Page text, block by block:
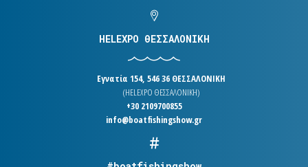
HELEXPO ΘΕΣΣΑΛΟΝΙΚΗ
Εγνατία 154, 546 36 ΘΕΣΣΑΛΟΝΙΚΗ
(HELEXPO ΘΕΣΣΑΛΟΝΙΚΗ)
+30 2109700855
info@boatfishingshow.gr